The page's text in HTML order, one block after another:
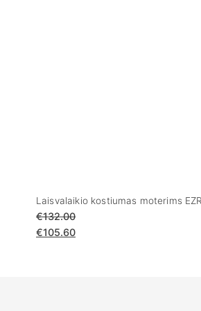
Laisvalaikio kostiumas moterims
€132.00
€105.60